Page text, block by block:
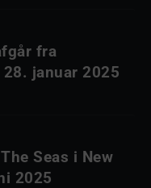
fra
januar 2025
Seas i New
2025